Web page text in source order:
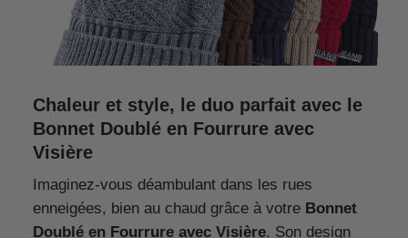
Chaleur et style, le duo parfait avec le
Bonnet Doublé en Fourrure avec
Visière
Imaginez-vous déambulant dans les rues
enneigées, bien au chaud grâce à votre Bonnet
Doublé en Fourrure avec Visière. Son design